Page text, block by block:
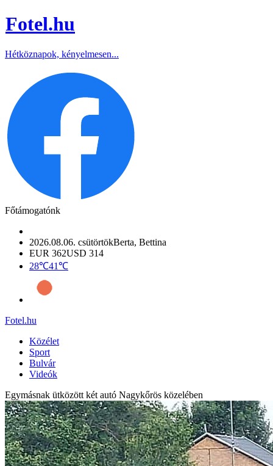
Fotel.hu
Hétköznapok, kényelmesen...
Főtámogatónk
2026.08.06. csütörtökBerta, Bettina
EUR 362USD 314
28℃41℃
Fotel.hu
Közélet
Sport
Bulvár
Videók
Egymásnak ütközött két autó Nagykőrös közelében